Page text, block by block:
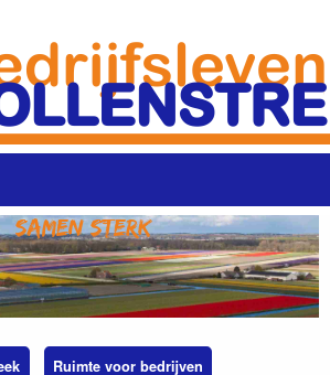
Samen sterk
Ruimte voor bedrijven